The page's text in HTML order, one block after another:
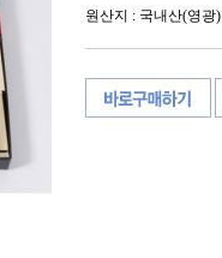
원산지 : 국내산(영광)